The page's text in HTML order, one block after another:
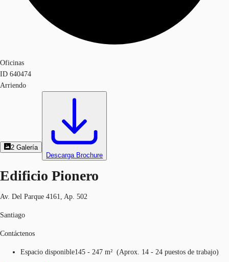
Oficinas
ID 640474
Arriendo
2 Galería
Descarga Brochure
Edificio Pionero
Av. Del Parque 4161, Ap. 502
Santiago
Contáctenos
Espacio disponible145 - 247 m² (Aprox. 14 - 24 puestos de trabajo)